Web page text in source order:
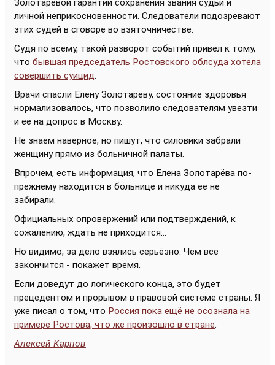
Золотаревой гарантии сохранения звания судьи и
личной неприкосновенности. Следователи подозревают
этих судей в сговоре во взяточничестве.
Судя по всему, такой разворот событий привёл к тому,
что бывшая председатель Ростовского облсуда хотела
совершить суицид.
Врачи спасли Елену Золотарёву, состояние здоровья
нормализовалось, что позволило следователям увезти
и её на допрос в Москву.
Не знаем наверное, но пишут, что силовики забрали
женщину прямо из больничной палаты.
Впрочем, есть информация, что Елена Золотарёва по-
прежнему находится в больнице и никуда её не
забирали.
Официальных опровержений или подтверждений, к
сожалению, ждать не приходится...
Но видимо, за дело взялись серьёзно. Чем всё
закончится - покажет время.
Если доведут до логического конца, это будет
прецедентом и прорывом в правовой системе страны. Я
уже писал о том, что Россия пока ещё не осознала на
примере Ростова, что же произошло в стране.
Алексей Карпов